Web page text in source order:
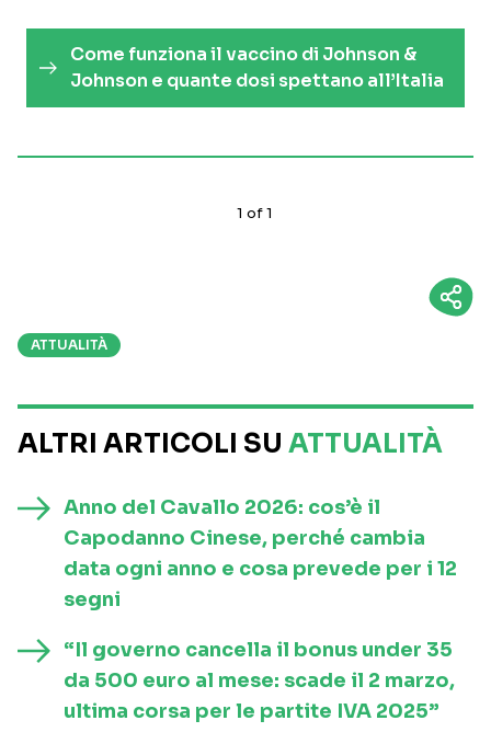
Come funziona il vaccino di Johnson &
Johnson e quante dosi spettano all’Italia
1 of1
ATTUALITÀ
ALTRI ARTICOLI SU ATTUALITÀ
Anno del Cavallo 2026: cos’è il
Capodanno Cinese, perché cambia
data ogni anno e cosa prevede per i 12
segni
“Il governo cancella il bonus under 35
da 500 euro al mese: scade il 2 marzo,
ultima corsa per le partite IVA 2025”